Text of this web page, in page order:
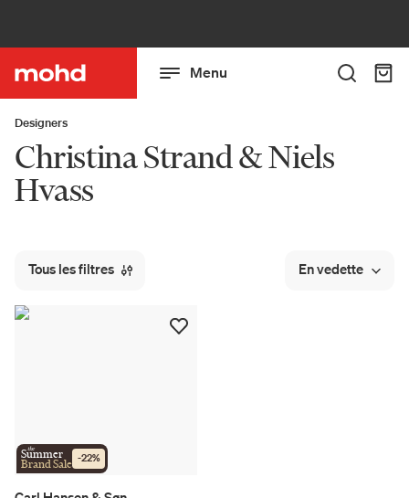
Menu
Designers
Christina Strand & Niels
Hvass
Tous les filtres En vedette
the
Summer
Brand Sale -22%